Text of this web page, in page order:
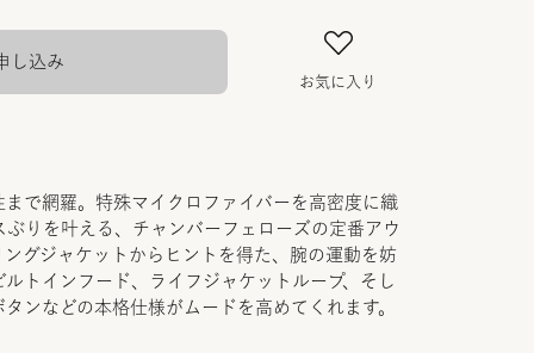
お気に入り
し込み
で網羅。特殊マイクロファイバーを高密度に織
ぶりを叶える、チャンバーフェローズの定番アウ
グジャケットからヒントを得た、腕の運動を妨
トインフード、ライフジャケットループ、そし
ンなどの本格仕様がムードを高めてくれます。